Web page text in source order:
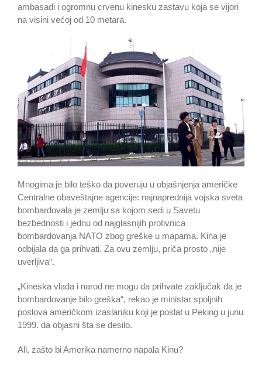
ambasadi i ogromnu crvenu kinesku zastavu koja se vijori
na visini većoj od 10 metara.
Mnogima je bilo teško da poveruju u objašnjenja američke
Centralne obaveštajne agencije: najnaprednija vojska sveta
bombardovala je zemlju sa kojom sedi u Savetu
bezbednosti i jednu od najglasnijih protivnica
bombardovanja NATO zbog greške u mapama. Kina je
odbijala da ga prihvati. Za ovu zemlju, priča prosto „nije
uverljiva“.
„Kineska vlada i narod ne mogu da prihvate zaključak da je
bombardovanje bilo greška“, rekao je ministar spoljnih
poslova američkom izaslaniku koji je poslat u Peking u junu
1999. da objasni šta se desilo.
Ali, zašto bi Amerika namerno napala Kinu?